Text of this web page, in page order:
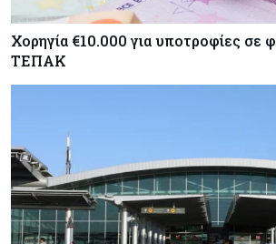
Χορηγία €10.000 για υποτροφίες σε
ΤΕΠΑΚ